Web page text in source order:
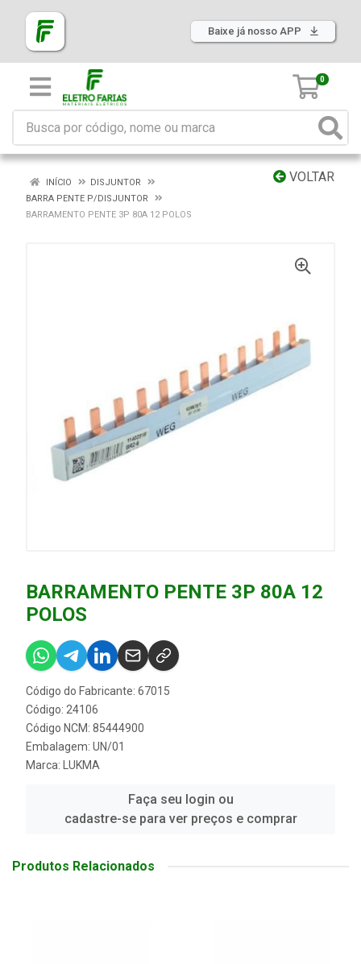
Baixe já nosso APP
0
VOLTAR
INÍCIO
DISJUNTOR
BARRA PENTE P/DISJUNTOR
BARRAMENTO PENTE 3P 80A 12 POLOS
BARRAMENTO PENTE 3P 80A 12
POLOS
Código do Fabricante: 67015
Código: 24106
Código NCM: 85444900
Embalagem: UN/01
Marca:
LUKMA
Faça seu login ou
cadastre-se para ver preços e comprar
Produtos Relacionados